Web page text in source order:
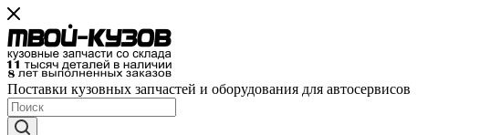
Поставки кузовных запчастей и оборудования для автосервисов